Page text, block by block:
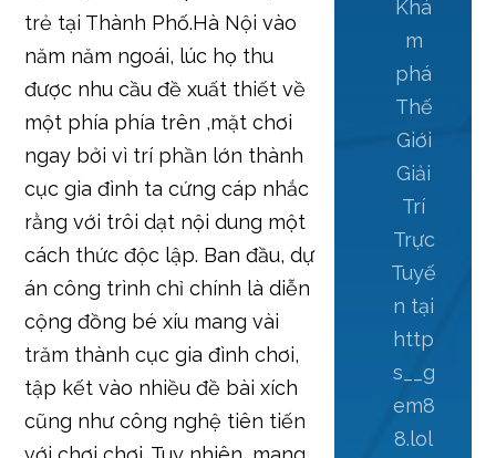
trẻ tại Thành Phố.Hà Nội vào
năm năm ngoái, lúc họ thu
được nhu cầu đề xuất thiết về
một phía phía trên ,mặt chơi
ngay bởi vì trí phần lớn thành
cục gia đình ta cứng cáp nhắc
rằng với trôi dạt nội dung một
cách thức độc lập. Ban đầu, dự
án công trình chỉ chính là diễn
cộng đồng bé xíu mang vài
trăm thành cục gia đình chơi,
tập kết vào nhiều đề bài xích
cũng như công nghệ tiên tiến
Khá
m
phá
Thế
Giới
Giải
Trí
Trực
Tuyế
n tại
http
s__g
em8
8.lol